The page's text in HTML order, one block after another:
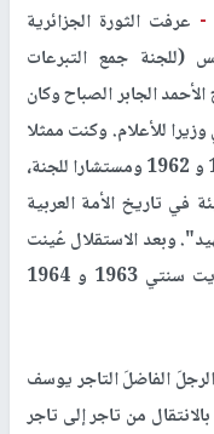
- عرفت الثورة الجزائرية
(للجنة جمع التبرعات
الجابر الصباح وكان
للأعلام. وكنت ممثلا
للحكومة المؤقتة بالكويت بين سنوات 1959 و 1962 ومستشارا للجنة،
تاريخ الأمة العربية
وبعد الاستقلال عُينت
رئيسا للبعثة الديبلوماسية الجزائرية بالكويت سنتي 1963 و 1964
الفاضلَ التاجر يوسف
من تاجر إلى تاجر